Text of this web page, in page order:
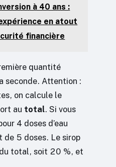
à 40 ans :
en atout
financière
quantité
seconde. Attention :
on calcule le
au total. Si vous
4 doses d’eau
5 doses. Le sirop
total, soit 20 %, et